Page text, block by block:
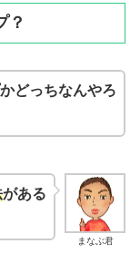
？
どっちなんやろ
まなぶ君
がある